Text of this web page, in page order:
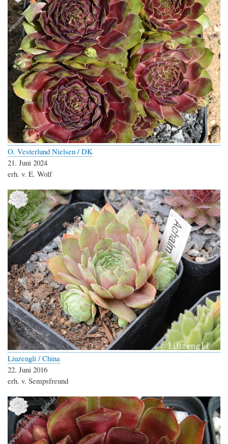
O. Vesterlund Nielsen / DK
21. Juni 2024
erh. v. E. Wolf
Liuzengli / China
22. Juni 2016
erh. v. Sempsfreund